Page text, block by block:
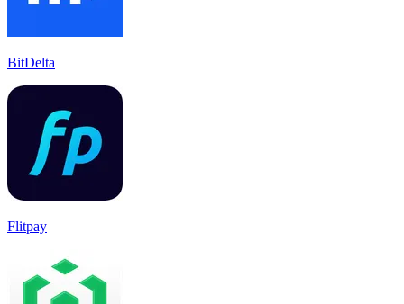
BitDelta
Flitpay